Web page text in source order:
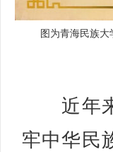
图为青海民族
近年来
牢中华民